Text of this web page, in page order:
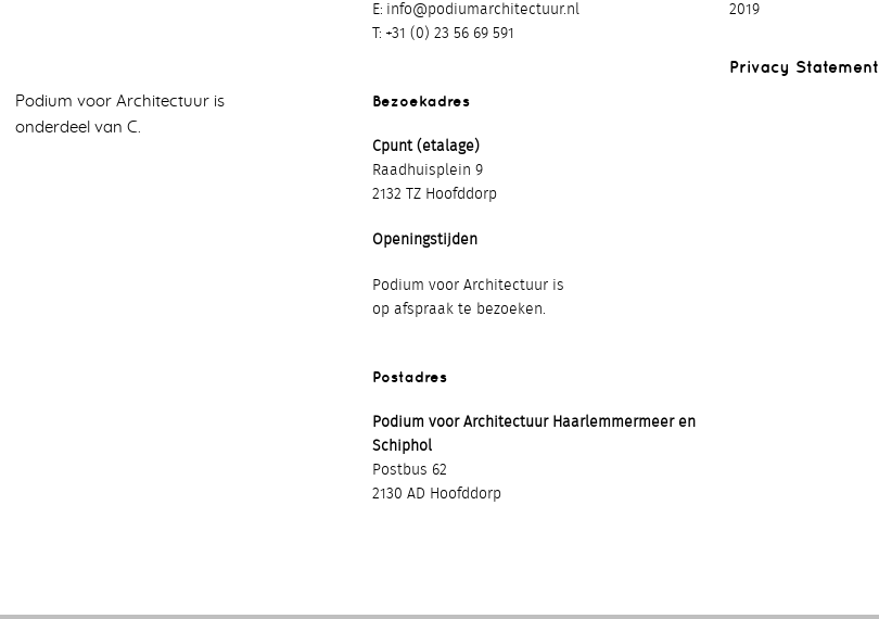
Podium voor Architectuur is
onderdeel van C.
E info@podiumarchitectuur.nl
T +31 (0) 23 56 69 591
Bezoekadres
Cpunt (etalage)
Raadhuisplein 9
2132 TZ Hoofddorp
Openingstijden
Podium voor Architectuur is
op afspraak te bezoeken.
Postadres
Podium voor Architectuur Haarlemmermeer en
Schiphol
Postbus 62
2130 AD Hoofddorp
2019
Privacy Statement